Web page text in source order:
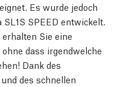
Es wurde jedoch
SPEED entwickelt.
Sie eine
dass irgendwelche
Dank des
des schnellen